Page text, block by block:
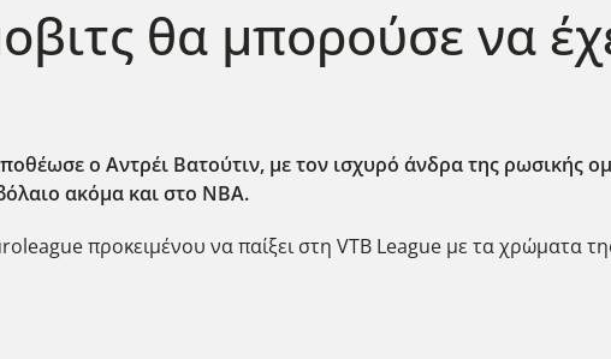
θα μπορούσε να
ο Αντρέι Βατούτιν, με τον ισχυρό άνδρα της ρωσικής
ακόμα και στο NBA.
προκειμένου να παίξει στη VTB League με τα χρώματα